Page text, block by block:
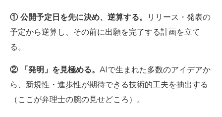
① 公開予定日を先に決め、逆算する。
リリース・発表の
予定から逆算し、その前に出願を完了する計画を立て
る。
② 「発明」を見極める。 AIで生まれた多数のアイデアか
ら、新規性・進歩性が期待できる技術的工夫を抽出する
（ここが弁理士の腕の見せどころ）。